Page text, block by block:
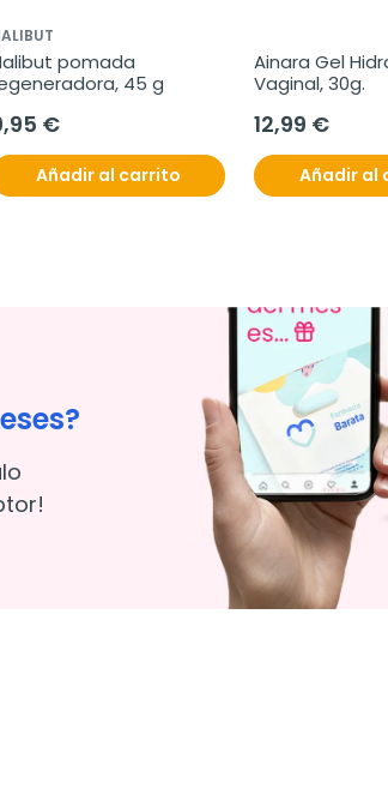
pomada
45 g
€
Añadir al carrito
Ainara Gel
Vaginal, 30g.
12,99 €
Añadir al